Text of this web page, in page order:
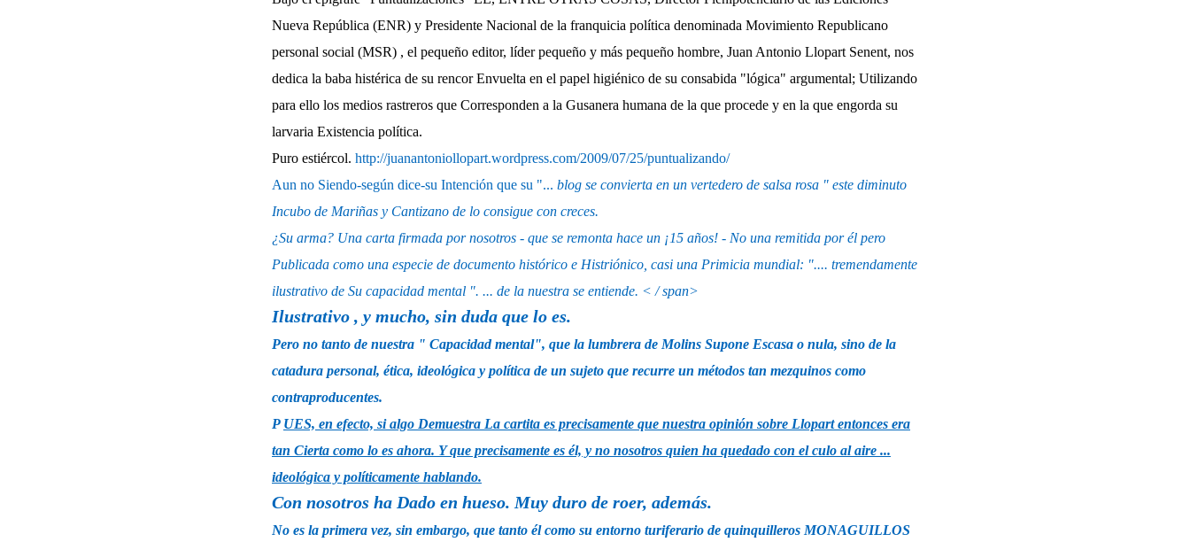
Nueva República (ENR) y Presidente Nacional de la franquicia política denominada Movimiento Republicano
personal social (MSR) , el pequeño editor, líder pequeño y más pequeño hombre, Juan Antonio Llopart Senent, nos
dedica la baba histérica de su rencor Envuelta en el papel higiénico de su consabida "lógica" argumental; Utilizando
para ello los medios rastreros que Corresponden a la Gusanera humana de la que procede y en la que engorda su
larvaria Existencia política.
Puro estiércol. http://juanantoniollopart.wordpress.com/2009/07/25/puntualizando/
Aun no Siendo-según dice-su Intención que su "... blog se convierta en un vertedero de salsa rosa " este diminuto
Incubo de Mariñas y Cantizano de lo consigue con creces.
¿Su arma? Una carta firmada por nosotros - que se remonta hace un ¡15 años! - No una remitida por él pero
Publicada como una especie de documento histórico e Histriónico, casi una Primicia mundial: ".... tremendamente
ilustrativo de Su capacidad mental ". ... de la nuestra se entiende. < / span>
Ilustrativo , y mucho, sin duda que lo es.
Pero no tanto de nuestra " Capacidad mental", que la lumbrera de Molins Supone Escasa o nula, sino de la
catadura personal, ética, ideológica y política de un sujeto que recurre un métodos tan mezquinos como
contraproducentes.
P UES, en efecto, si algo Demuestra La cartita es precisamente que nuestra opinión sobre Llopart entonces era
tan Cierta como lo es ahora. Y que precisamente es él, y no nosotros quien ha quedado con el culo al aire ...
ideológica y políticamente hablando.
Con nosotros ha Dado en hueso. Muy duro de roer, además.
No es la primera vez, sin embargo, que tanto él como su entorno turiferario de quinquilleros MONAGUILLOS